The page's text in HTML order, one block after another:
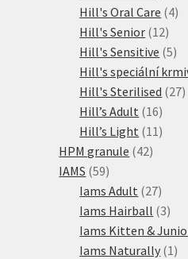
Hill's Oral Care 44
Hill's Senior 1212
Hill's Sensitive 55
Hill's speciální
Hill's Sterilised 2727
Hill’s Adult 1616
Hill’s Light 11 11
HPM granule 4242
IAMS 5959
produktů
Iams Adult 2727
Iams Hairball 33
Iams Kitten &
Iams Naturally 1 1